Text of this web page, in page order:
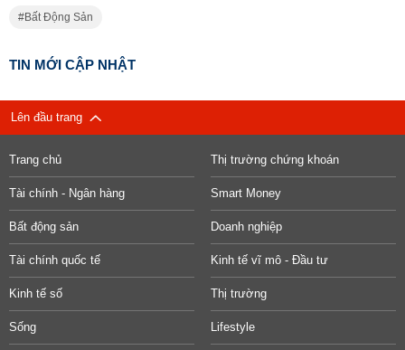
Bất Động Sản
TIN MỚI CẬP NHẬT
Lên đầu trang
Trang chủ Thị trường chứng khoán
Tài chính - Ngân hàng Smart Money
Bất động sản Doanh nghiệp
Tài chính quốc tế Kinh tế vĩ mô - Đầu tư
Kinh tế số Thị trường
Sống Lifestyle